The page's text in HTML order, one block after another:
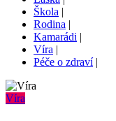
Škola |
Rodina |
Kamarádi |
Víra |
Péče o zdraví|
Víra